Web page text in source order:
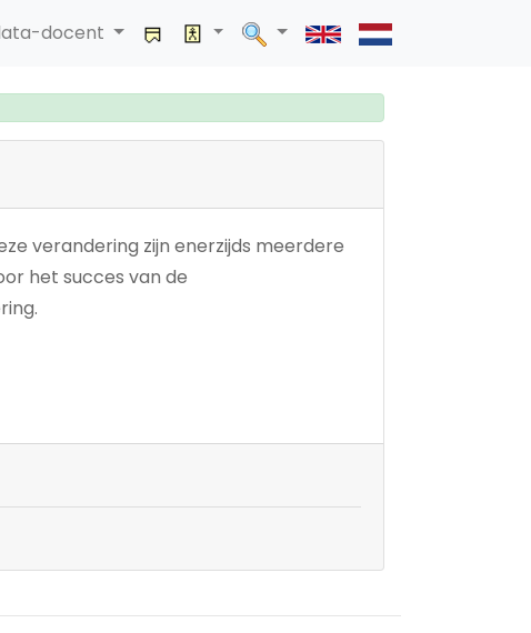
docent
verandering zijn enerzijds meerdere
het succes van de